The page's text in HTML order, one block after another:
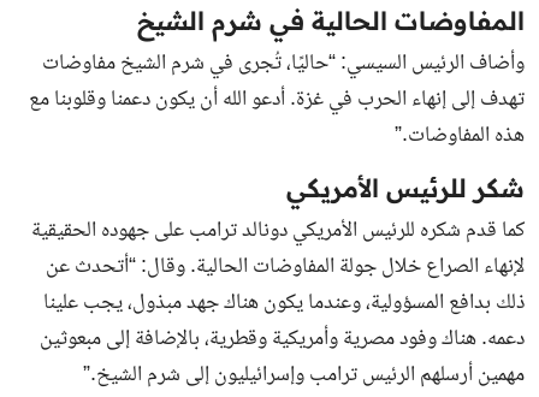
المفاوضات الحالية في شرم الشيخ
وأضاف الرئيس السيسي: “حاليًا، تُجرى في شرم الشيخ مفاوضات
تهدف إلى إنهاء الحرب في غزة. أدعو الله أن يكون دعمنا وقلوبنا مع
هذه المفاوضات.”
شكر للرئيس الأمريكي
كما قدم شكره للرئيس الأمريكي دونالد ترامب على جهوده الحقيقية
لإنهاء الصراع خلال جولة المفاوضات الحالية. وقال: “أتحدث عن
ذلك بدافع المسؤولية، وعندما يكون هناك جهد مبذول، يجب علينا
دعمه. هناك وفود مصرية وأمريكية وقطرية، بالإضافة إلى مبعوثين
مهمين أرسلهم الرئيس ترامب وإسرائيليون إلى شرم الشيخ.”